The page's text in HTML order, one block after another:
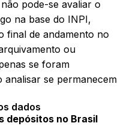
pode-se avaliar o
na base do INPI,
final de andamento no
ou
se foram
analisar se permanecem
dados
depósitos no Brasil